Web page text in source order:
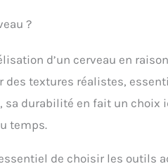
?
d’un cerveau en
des textures réalistes,
durabilité en fait un choix
temps.
de choisir les outils